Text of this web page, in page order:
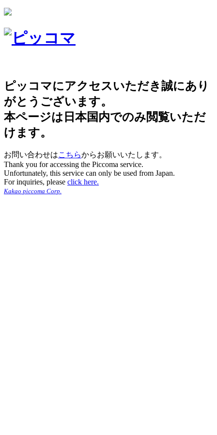
ピッコマにアクセスいただき誠にあり
がとうございます。
本ページは日本国内でのみ閲覧いただ
けます。
お問い合わせはこちらからお願いいたします。
Thank you for accessing the Piccoma service.
Unfortunately, this service can only be used from Japan.
For inquiries, please click here.
Kakao piccoma Corp.